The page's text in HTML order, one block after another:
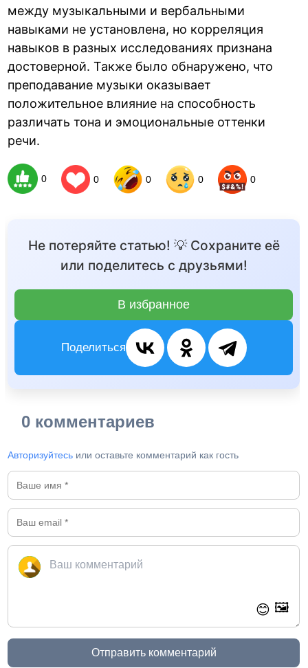
между музыкальными и вербальными
навыками не установлена, но корреляция
навыков в разных исследованиях признана
достоверной. Также было обнаружено, что
преподавание музыки оказывает
положительное влияние на способность
различать тона и эмоциональные оттенки
речи.
0 0 0 0 0
Не потеряйте статью! 💡 Сохраните её
или поделитесь с друзьями!
В избранное
Поделиться
0 комментариев
Авторизуйтесь или оставьте комментарий как гость
😊 🖼️
Отправить комментарий